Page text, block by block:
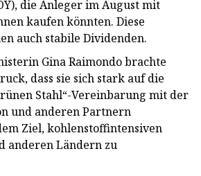
die Anleger im August mit
kaufen könnten. Diese
auch stabile Dividenden.
Gina Raimondo brachte
dass sie sich stark auf die
Stahl“-Vereinbarung mit der
und anderen Partnern
Ziel, kohlenstoffintensiven
anderen Ländern zu